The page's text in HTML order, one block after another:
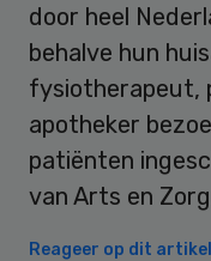
door heel
behalve hun
fysiotherapeut,
apotheker
patiënten
van Arts en
Reageer op dit artikel